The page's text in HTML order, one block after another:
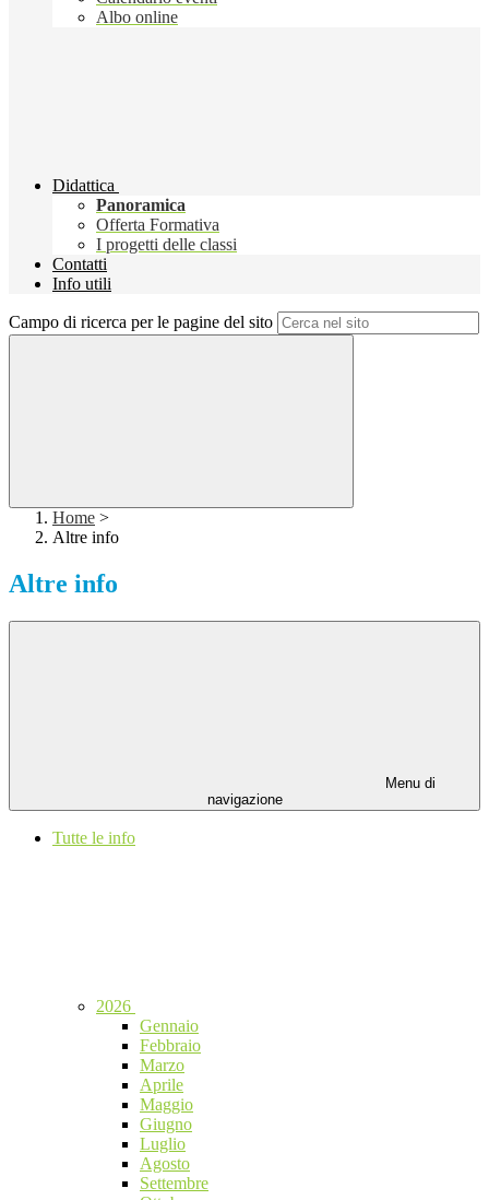
Albo online
Didattica
Panoramica
Offerta Formativa
I progetti delle classi
Contatti
Info utili
Campo di ricerca per le pagine del sito
Home >
Altre info
Altre info
Menu di
navigazione
Tutte le info
2026
Gennaio
Febbraio
Marzo
Aprile
Maggio
Giugno
Luglio
Agosto
Settembre